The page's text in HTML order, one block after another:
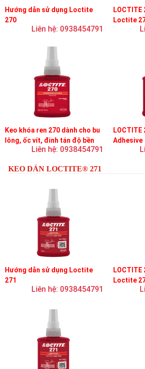
Hướng dẫn sử dụng Loctite
270
Liên hệ: 0938454791
LOCTITE
Loctite
Keo khóa ren 270 dành cho bu
lông, ốc vít, đinh tán độ bền
cao, khóa vĩnh viễn
Liên hệ: 0938454791
Adhesive
KEO DÁN LOCTITE® 271
Hướng dẫn sử dụng Loctite
271
Liên hệ: 0938454791
LOCTITE
Loctite